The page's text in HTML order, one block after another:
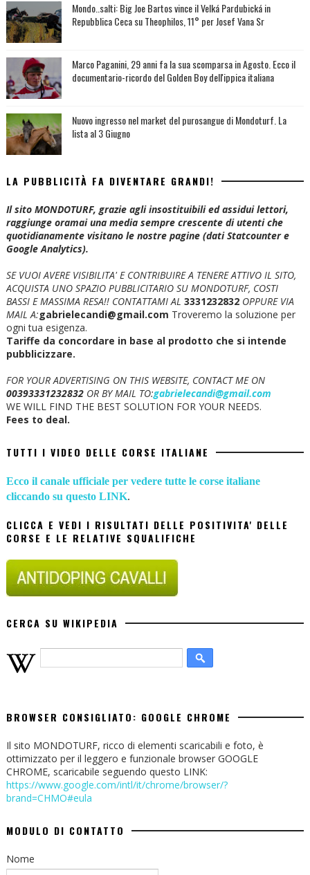
Mondo..salti: Big Joe Bartos vince il Velká Pardubická in
Repubblica Ceca su Theophilos, 11° per Josef Vana Sr
Marco Paganini, 29 anni fa la sua scomparsa in Agosto. Ecco il
documentario-ricordo del Golden Boy dell'ippica italiana
Nuovo ingresso nel market del purosangue di Mondoturf. La
lista al 3 Giugno
LA PUBBLICITÀ FA DIVENTARE GRANDI!
Il sito MONDOTURF, grazie agli insostituibili ed assidui lettori,
raggiunge oramai una media sempre crescente di utenti che
quotidianamente visitano le nostre pagine (dati Statcounter e
Google Analytics).
SE VUOI AVERE VISIBILITA' E CONTRIBUIRE A TENERE ATTIVO IL SITO,
ACQUISTA UNO SPAZIO PUBBLICITARIO SU MONDOTURF, COSTI
BASSI E MASSIMA RESA!! CONTATTAMI AL 3331232832 OPPURE VIA
MAIL A:gabrielecandi@gmail.com Troveremo la soluzione per
ogni tua esigenza.
Tariffe da concordare in base al prodotto che si intende
pubblicizzare.
FOR YOUR ADVERTISING ON THIS WEBSITE, CONTACT ME ON
00393331232832OR BY MAIL TO:gabrielecandi@gmail.com
WE WILL FIND THE BEST SOLUTION FOR YOUR NEEDS.
Fees to deal.
TUTTI I VIDEO DELLE CORSE ITALIANE
Ecco il canale ufficiale per vedere tutte le corse italiane
cliccando su questo LINK.
CLICCA E VEDI I RISULTATI DELLE POSITIVITA' DELLE
CORSE E LE RELATIVE SQUALIFICHE
CERCA SU WIKIPEDIA
BROWSER CONSIGLIATO: GOOGLE CHROME
Il sito MONDOTURF, ricco di elementi scaricabili e foto, è
ottimizzato per il leggero e funzionale browser GOOGLE
CHROME, scaricabile seguendo questo LINK:
https://www.google.com/intl/it/chrome/browser/?
brand=CHMO#eula
MODULO DI CONTATTO
Nome